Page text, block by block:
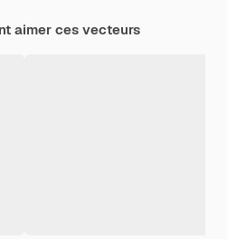
aimer ces vecteurs